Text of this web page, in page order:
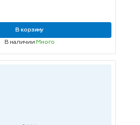
В корзину
В наличии Много